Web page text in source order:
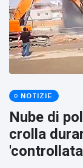
NOTIZIE
Nube di
crolla